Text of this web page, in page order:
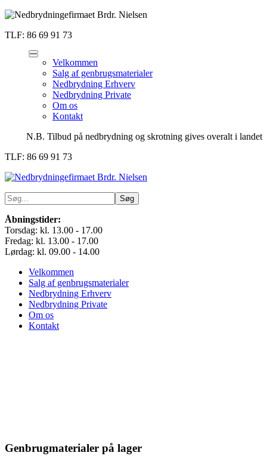
TLF: 86 69 91 73
Velkommen
Salg af genbrugsmaterialer
Nedbrydning Erhverv
Nedbrydning Private
Om os
Kontakt
N.B. Tilbud på nedbrydning og skrotning gives overalt i landet
TLF: 86 69 91 73
Åbningstider:
Torsdag: kl. 13.00 - 17.00
Fredag: kl. 13.00 - 17.00
Lørdag: kl. 09.00 - 14.00
Velkommen
Salg af genbrugsmaterialer
Nedbrydning Erhverv
Nedbrydning Private
Om os
Kontakt
Genbrugmaterialer på lager